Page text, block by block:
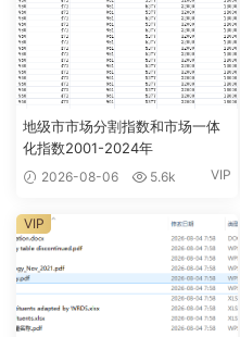
地级市市场分割指数和市场一体
化指数2001-2024年
2026-08-06 5.6k VIP
VIP